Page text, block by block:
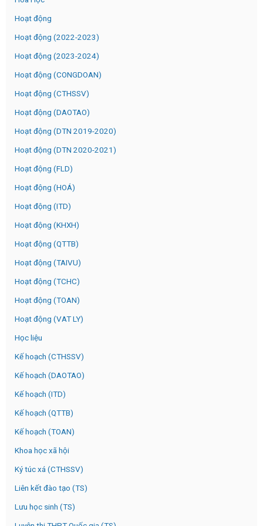
Hoạt động
Hoạt động (2022-2023)
Hoạt động (2023-2024)
Hoạt động (CONGDOAN)
Hoạt động (CTHSSV)
Hoạt động (DAOTAO)
Hoạt động (DTN 2019-2020)
Hoạt động (DTN 2020-2021)
Hoạt động (FLD)
Hoạt động (HOÁ)
Hoạt động (ITD)
Hoạt động (KHXH)
Hoạt động (QTTB)
Hoạt động (TAIVU)
Hoạt động (TCHC)
Hoạt động (TOAN)
Hoạt động (VAT LY)
Học liệu
Kế hoạch (CTHSSV)
Kế hoạch (DAOTAO)
Kế hoạch (ITD)
Kế hoạch (QTTB)
Kế hoạch (TOAN)
Khoa học xã hội
Ký túc xá (CTHSSV)
Liên kết đào tạo (TS)
Lưu học sinh (TS)